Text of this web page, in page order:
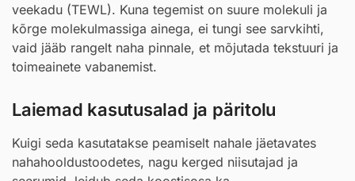
veekadu (TEWL). Kuna tegemist on suure molekuli ja
kõrge molekulmassiga ainega, ei tungi see sarvkihti,
vaid jääb rangelt naha pinnale, et mõjutada tekstuuri ja
toimeainete vabanemist.
Laiemad kasutusalad ja päritolu
Kuigi seda kasutatakse peamiselt nahale jäetavates
nahahooldustoodetes, nagu kerged niisutajad ja